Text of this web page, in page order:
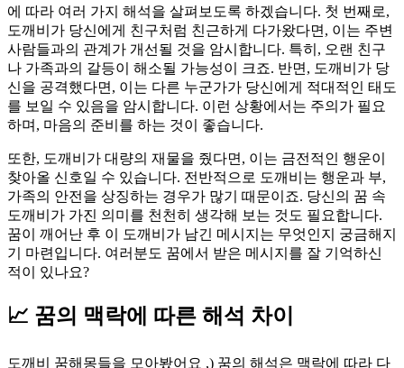
에 따라 여러 가지 해석을 살펴보도록 하겠습니다. 첫 번째로,
도깨비가 당신에게 친구처럼 친근하게 다가왔다면, 이는 주변
사람들과의 관계가 개선될 것을 암시합니다. 특히, 오랜 친구
나 가족과의 갈등이 해소될 가능성이 크죠. 반면, 도깨비가 당
신을 공격했다면, 이는 다른 누군가가 당신에게 적대적인 태도
를 보일 수 있음을 암시합니다. 이런 상황에서는 주의가 필요
하며, 마음의 준비를 하는 것이 좋습니다.
또한, 도깨비가 대량의 재물을 줬다면, 이는 금전적인 행운이
찾아올 신호일 수 있습니다. 전반적으로 도깨비는 행운과 부,
가족의 안전을 상징하는 경우가 많기 때문이죠. 당신의 꿈 속
도깨비가 가진 의미를 천천히 생각해 보는 것도 필요합니다.
꿈이 깨어난 후 이 도깨비가 남긴 메시지는 무엇인지 궁금해지
기 마련입니다. 여러분도 꿈에서 받은 메시지를 잘 기억하신
적이 있나요?
📈 꿈의 맥락에 따른 해석 차이
도깨비 꿈해몽들을 모아봤어요 ,) 꿈의 해석은 맥락에 따라 다